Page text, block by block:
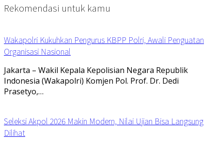
Rekomendasi untuk kamu
Wakapolri Kukuhkan Pengurus KBPP Polri, Awali Penguatan
Organisasi Nasional
Jakarta – Wakil Kepala Kepolisian Negara Republik
Indonesia (Wakapolri) Komjen Pol. Prof. Dr. Dedi
Prasetyo,…
Seleksi Akpol 2026 Makin Modern, Nilai Ujian Bisa Langsung
Dilihat